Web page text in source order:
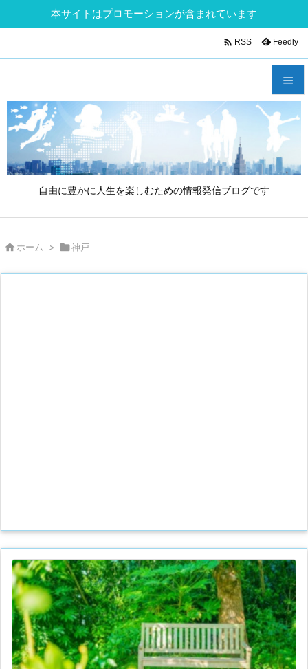
本サイトはプロモーションが含まれています
自由に豊かに人生を楽しむための情報発信ブログです


メニュ

サイド


 RSS Feedly
ホーム > 神戸